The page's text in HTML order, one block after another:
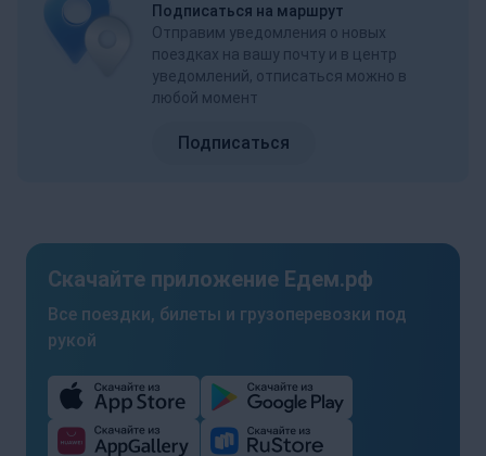
Подписаться на маршрут
Отправим уведомления о новых
поездках на вашу почту и в центр
уведомлений, отписаться можно в
любой момент
Подписаться
Скачайте приложение Едем.рф
Все поездки, билеты и грузоперевозки под
рукой